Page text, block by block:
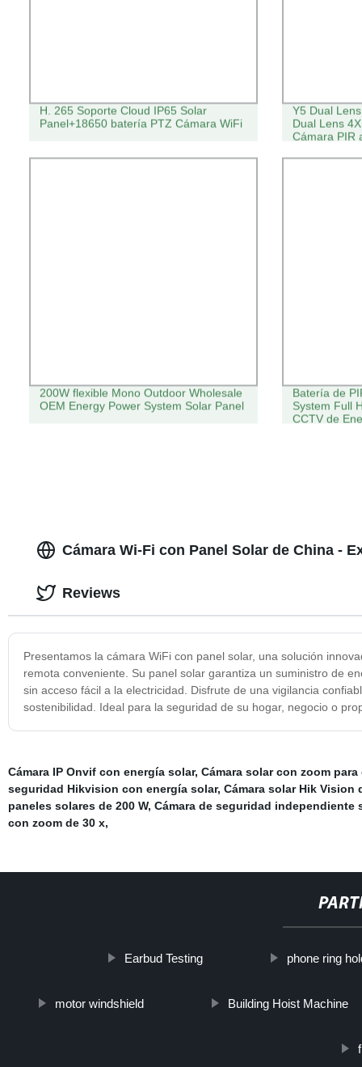
H. 265 Soporte Cloud IP65 Solar
Panel+18650 batería PTZ Cámara WiFi
Y5 Dual
Dual Lens
Cámara PIR
200W flexible Mono Outdoor Wholesale
OEM Energy Power System Solar Panel
Batería de
System Full
CCTV de
Cámara Wi-Fi con Panel Solar de China -
Presentamos la cámara WiFi con panel solar, una solución
remota conveniente. Su panel solar garantiza un suministro de
sin acceso fácil a la electricidad. Disfrute de una vigilancia
sostenibilidad. Ideal para la seguridad de su hogar, negocio o
Reviews
Cámara IP Onvif con energía solar, Cámara solar con zoom
seguridad Hikvision con energía solar, Cámara solar Hik Vision
paneles solares de 200 W, Cámara de seguridad independiente
con zoom de 30 x,
Earbud Testing phone ring
motor windshield Building Hoist Machine